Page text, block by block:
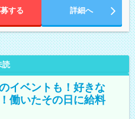
する 詳細へ
読
イベントも！好きな
働いたその日に給料